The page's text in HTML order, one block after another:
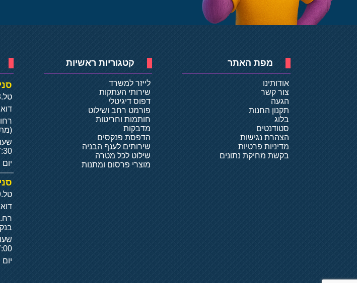
מפת האתר
אודותינו
צור קשר
הגעה
תקנון החנות
בלוג
סטודנטים
הצהרת נגישות
מדיניות פרטיות
בקשת מחיקת נתונים
קטגוריות ראשיות
לייזר למשרד
שירותי העתקות
דפוס דיגיטלי
פורמט רחב ושילוט
חותמות וחריטות
מדבקות
הדפסת פנקסים
שירותים לענף הבניה
שילוט לכל מטרה
מוצרי פרסום ומתנות
טל.
טל.